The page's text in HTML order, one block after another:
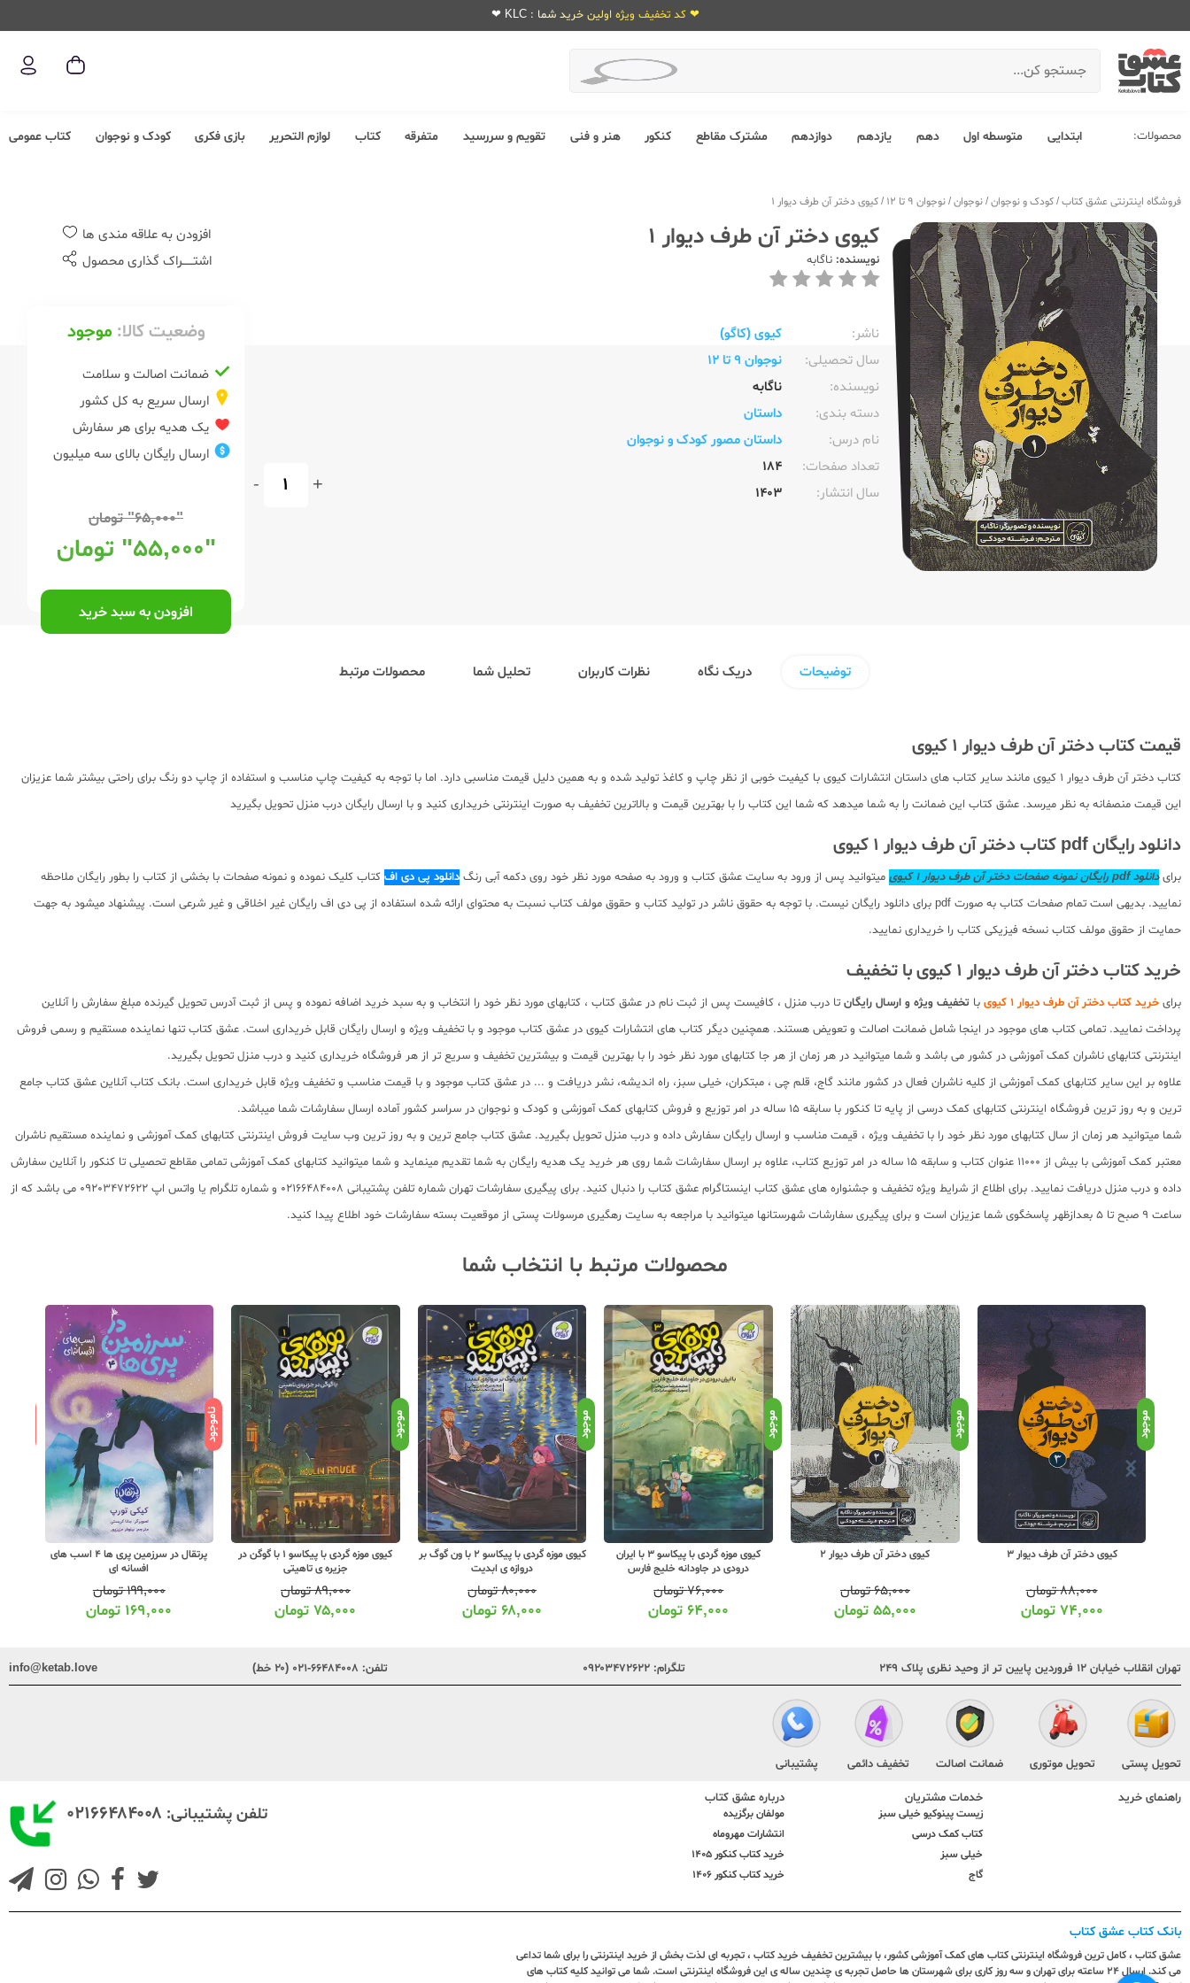
❤ کد تخفیف ویژه اولین خرید شما : KLC ❤
محصولات: ابتدایی متوسطه اول دهم یازدهم دوازدهم مشترک مقاطع کنکور هنر و فنی تقویم و سررسید متفرقه کتاب لوازم التحریر بازی فکری کودک و نوجوان کتاب عمومی
فروشگاه اینترنتی عشق کتاب/کودک و نوجوان/نوجوان/نوجوان 9 تا 12 /کیوی دختر آن طرف دیوار 1
کیوی دختر آن طرف دیوار 1
نویسنده: ناگابه
ناشر:‌
کیوی (کاگو)
سال تحصیلی:‌
نوجوان 9 تا 12
نویسنده:‌
ناگابه
دسته بندی:
داستان
نام درس:
داستان مصور کودک و نوجوان
تعداد صفحات:‌
184
سال انتشار:‌
1403
+
-
افزودن به علاقه مندی ها
اشتــــــراک گذاری محصول
وضعیت کالا: موجود
ضمانت اصالت و سلامت
ارسال سریع به کل کشور
یک هدیه برای هر سفارش
ارسال رایگان بالای سه میلیون
"۶۵,۰۰۰" تومان
"۵۵,۰۰۰" تومان
افزودن به سبد خرید
توضیحات دریک نگاه نظرات کاربران تحلیل شما محصولات مرتبط
قیمت کتاب دختر آن طرف دیوار 1 کیوی
کتاب دختر آن طرف دیوار 1 کیوی مانند سایر کتاب های داستان انتشارات کیوی با کیفیت خوبی از نظر چاپ و کاغذ تولید شده و به همین دلیل قیمت مناسبی دارد. اما با توجه به کیفیت چاپ مناسب و استفاده از چاپ دو رنگ برای راحتی بیشتر شما عزیزان
این قیمت منصفانه به نظر میرسد. عشق کتاب این ضمانت را به شما میدهد که شما این کتاب را با بهترین قیمت و بالاترین تخفیف به صورت اینترنتی خریداری کنید و با ارسال رایگان درب منزل تحویل بگیرید
دانلود رایگان pdf کتاب دختر آن طرف دیوار 1 کیوی
برایدانلود pdf رایگان نمونه صفحات دختر آن طرف دیوار 1 کیوی میتوانید پس از ورود به سایت عشق کتاب و ورود به صفحه مورد نظر خود روی دکمه آبی رنگ دانلود پی دی اف کتاب کلیک نموده و نمونه صفحات با بخشی از کتاب را بطور رایگان ملاحظه
نمایید. بدیهی است تمام صفحات کتاب به صورت pdf برای دانلود رایگان نیست. با توجه به حقوق ناشر در تولید کتاب و حقوق مولف کتاب نسبت به محتوای ارائه شده استفاده از پی دی اف رایگان غیر اخلاقی و غیر شرعی است. پیشنهاد میشود به جهت
حمایت از حقوق مولف کتاب نسخه فیزیکی کتاب را خریداری نمایید.
خرید کتاب دختر آن طرف دیوار 1 کیوی با تخفیف
برای خرید کتاب دختر آن طرف دیوار 1 کیوی با تخفیف ویژه و ارسال رایگان تا درب منزل ، کافیست پس از ثبت نام در عشق کتاب ، کتابهای مورد نظر خود را انتخاب و به سبد خرید اضافه نموده و پس از ثبت آدرس تحویل گیرنده مبلغ سفارش را آنلاین
پرداخت نمایید. تمامی کتاب های موجود در اینجا شامل ضمانت اصالت و تعویض هستند. همچنین دیگر کتاب های انتشارات کیوی در عشق کتاب موجود و با تخفیف ویژه و ارسال رایگان قابل خریداری است. عشق کتاب تنها نماینده مستقیم و رسمی فروش
اینترنتی کتابهای ناشران کمک آموزشی در کشور می باشد و شما میتوانید در هر زمان از هر جا کتابهای مورد نظر خود را با بهترین قیمت و بیشترین تخفیف و سریع تر از هر فروشگاه خریداری کنید و درب منزل تحویل بگیرید.
علاوه بر این سایر کتابهای کمک آموزشی از کلیه ناشران فعال در کشور مانند گاج، قلم چی ، مبتکران، خیلی سبز، راه اندیشه، نشر دریافت و ... در عشق کتاب موجود و با قیمت مناسب و تخفیف ویژه قابل خریداری است. بانک کتاب آنلاین عشق کتاب جامع
ترین و به روز ترین فروشگاه اینترنتی کتابهای کمک درسی از پایه تا کنکور با سابقه 15 ساله در امر توزیع و فروش کتابهای کمک آموزشی و کودک و نوجوان در سراسر کشور آماده ارسال سفارشات شما میباشد.
شما میتوانید هر زمان از سال کتابهای مورد نظر خود را با تخفیف ویژه ، قیمت مناسب و ارسال رایگان سفارش داده و درب منزل تحویل بگیرید. عشق کتاب جامع ترین و به روز ترین وب سایت فروش اینترنتی کتابهای کمک آموزشی و نماینده مستقیم ناشران
معتبر کمک آموزشی با بیش از 11000 عنوان کتاب و سابقه 15 ساله در امر توزیع کتاب، علاوه بر ارسال سفارشات شما روی هر خرید یک هدیه رایگان به شما تقدیم مینماید و شما میتوانید کتابهای کمک آموزشی تمامی مقاطع تحصیلی تا کنکور را آنلاین سفارش
داده و درب منزل دریافت نمایید. برای اطلاع از شرایط ویژه تخفیف و جشنواره های عشق کتاب اینستاگرام عشق کتاب را دنبال کنید. برای پیگیری سفارشات تهران شماره تلفن پشتیبانی 02166484008 و شماره تلگرام یا واتس اپ 09203472622 می باشد که از
ساعت 9 صبح تا 5 بعدازظهر پاسخگوی شما عزیزان است و برای پیگیری سفارشات شهرستانها میتوانید با مراجعه به سایت رهگیری مرسولات پستی از موقعیت بسته سفارشات خود اطلاع پیدا کنید.
محصولات مرتبط با انتخاب شما
موجود
کیوی دختر آن طرف دیوار 3
۸۸,۰۰۰تومان
۷۴,۰۰۰ تومان
موجود
کیوی دختر آن طرف دیوار 2
۶۵,۰۰۰تومان
۵۵,۰۰۰ تومان
موجود
کیوی موزه گردی با پیکاسو 3 با ایران
درودی در جاودانه خلیج فارس
۷۶,۰۰۰تومان
۶۴,۰۰۰تومان
موجود
کیوی موزه گردی با پیکاسو 2 با ون گوگ بر
دروازه ی ابدیت
۸۰,۰۰۰تومان
۶۸,۰۰۰تومان
موجود
کیوی موزه گردی با پیکاسو 1 با گوگن در
جزیره ی تاهیتی
۸۹,۰۰۰تومان
۷۵,۰۰۰تومان
ناموجود
پرتقال در سرزمین پری ها 4 اسب های
افسانه ای
۱۹۹,۰۰۰تومان
۱۶۹,۰۰۰ تومان
تهران انقلاب خیابان ۱۲ فروردین پایین تر از وحید نظری پلاک ۲۴۹ تلگرام: ۰۹۲۰۳۴۷۲۶۲۲ تلفن: ۶۶۴۸۴۰۰۸-۰۲۱ (۲۰ خط) info@ketab.love
تحویل پستی تحویل موتوری ضمانت اصالت تخفیف دائمی پشتیبانی
راهنمای خرید خدمات مشتریان
زیست پینوکیو خیلی سبز
کتاب کمک درسی
خیلی سبز
گاج
درباره عشق کتاب
مولفان برگزیده
انتشارات مهروماه
خرید کتاب کنکور 1405
خرید کتاب کنکور 1406
تلفن پشتیبانی: ۰۲۱۶۶۴۸۴۰۰۸
بانک کتاب عشق کتاب
عشق کتاب ، کامل ترین فروشگاه اینترنتی کتاب های کمک آموزشی کشور، با بیشترین تخفیف خرید کتاب ، تجربه ای لذت بخش از خرید اینترنتی را برای شما تداعی
می کند. ارسال ٢٤ ساعته برای تهران و سه روز کاری برای شهرستان ها حاصل تجربه ی چندین ساله ی این فروشگاه اینترنتی است. شما می توانید کلیه کتاب های